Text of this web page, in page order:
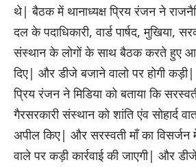
थे| बैठक में थानाध्यक्ष प्रिय रंजन ने
दल के पदाधिकारी, वार्ड पार्षद, मुखिया,
संस्थान के लोगों के साथ बैठक करते हुए
दिए| और डीजे बजाने वालो पर होगी कड़ी|
प्रिय रंजन ने मिडिया को बताया कि
गैरसरकारी संस्थान को शांति एंव सोहार्द
अपील किए| और सरस्वती माँ का विसर्जन
वाले पर कड़ी कार्रवाई की जाएगी| और